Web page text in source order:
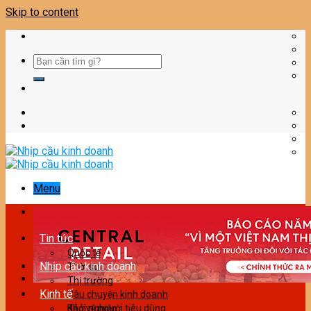
Skip to content
Menu
Tin tức
Quốc tế
Thời sự
Nhịp cầu kinh doanh
Thị trường
Câu chuyện kinh doanh
Bảo vệ người tiêu dùng
Kinh tế
Khởi nghiệp